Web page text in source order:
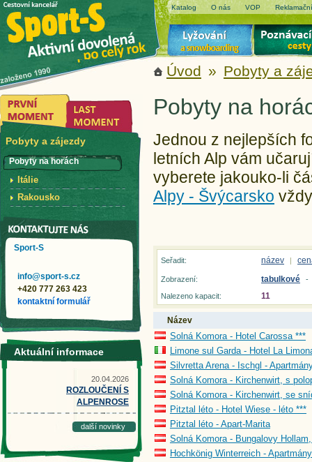
Katalog O nás VOP
Úvod » Pobyty a
Pobyty na
Jednou z nejlepších
letních Alp vám
vyberete jakouko-li
Alpy - Švýcarsko
Seřadit: název |
Zobrazení: tabulkové
-
Nalezeno kapacit:
11
Název
Solná Komora - Hotel Carossa ***
Limone sul Garda - Hotel La
Silvretta Arena - Ischgl -
Solná Komora - Kirchenwirt, s
Solná Komora - Kirchenwirt, se
Pitztal léto - Hotel Wiese - léto ***
Pitztal léto - Apart-Marita
Solná Komora - Bungalovy
Hochkönig Winterreich -
Pobyty a zájezdy
Pobyty na horách
Itálie
Rakousko
Sport-S
info@sport-s.cz
+420 777 263 423
kontaktní formulář
Aktuální informace
20.04.2026
ROZLOUČENÍ S
ALPENROSE
další novinky